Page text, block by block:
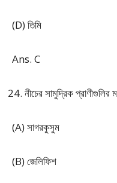
(D) তিমি
Ans. C
নীচের সামুদ্রিক
(A) সাগরকুসুম
(B) জেলিফিশ